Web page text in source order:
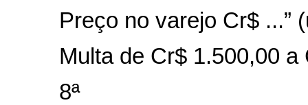
Preço no varejo Cr$ ...”
Multa de Cr$ 1.500,00 a
8ª